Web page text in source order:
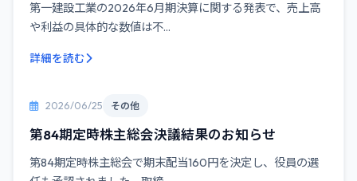
第一建設工業の2026年6月期決算に関する発表で、売上高
や利益の具体的な数値は不...
詳細を読む
2026/06/25 その他
第84期定時株主総会決議結果のお知らせ
第84期定時株主総会で期末配当160円を決定し、役員の選